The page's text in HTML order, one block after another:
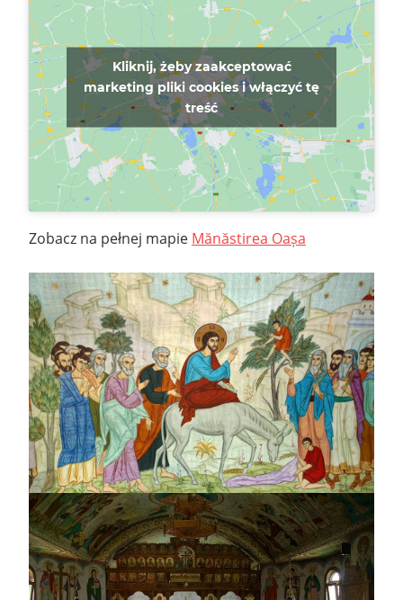
Kliknij, żeby zaakceptować
marketing pliki cookies i włączyć tę
treść
Zobacz na pełnej mapie Mănăstirea Oașa